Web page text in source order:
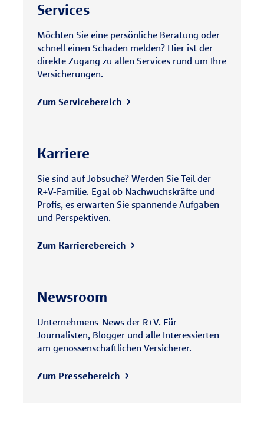
Services
Möchten Sie eine persönliche Beratung oder
schnell einen Schaden melden? Hier ist der
direkte Zugang zu allen Services rund um Ihre
Versicherungen.
Zum Servicebereich
Karriere
Sie sind auf Jobsuche? Werden Sie Teil der
R+V-Familie. Egal ob Nachwuchskräfte und
Profis, es erwarten Sie spannende Aufgaben
und Perspektiven.
Zum Karrierebereich
Newsroom
Unternehmens-News der R+V. Für
Journalisten, Blogger und alle Interessierten
am genossenschaftlichen Versicherer.
Zum Pressebereich